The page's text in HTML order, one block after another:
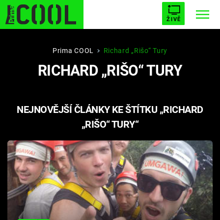
ŽIVĚ
STARHOUSE BUFFY, PŘEMOŽITELKA UPÍRŮ
PLNEJ KOTEL AVENGERS 5
Filmy
Seriály
Hry
Prima COOL Richard „Rišo“ Tury
RICHARD „RIŠO“ TURY
NEJNOVĚJŠÍ ČLÁNKY KE ŠTÍTKU „RICHARD
„RIŠO“ TURY“